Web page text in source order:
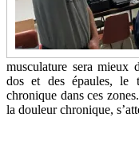
musculature sera mieux
dos et des épaules, le
chronique dans ces
la douleur chronique,